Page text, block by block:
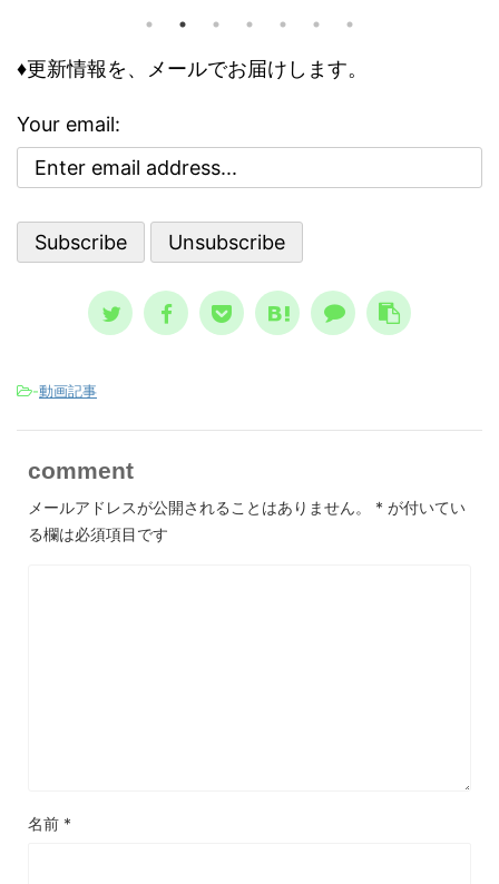
う評
気分
な自
今回
自
自分
が、共通するのは精神トーンの問題で
に取り組む前に、基本の大枠として知
クが高まる３つの精神状態 人は、ど
ういう時に自殺に至るのか？ その精
神状態を詳しく知っておくのは、周囲
なりません。 一般的に広まっている
ノウハウ ...
亡シ
♦更新情報を、メールでお届けします。
Your email:
-動画記事
comment
メールアドレスが公開されることはありません。 * が付いてい
る欄は必須項目です
名前 *